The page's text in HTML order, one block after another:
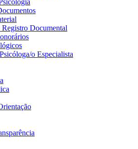
Registro Documental
o Especialista